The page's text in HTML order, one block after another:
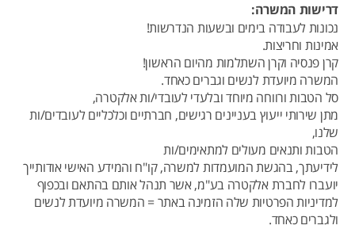
דרישות המשרה:
נכונות לעבודה בימים ובשעות הנדרשות!
אמינות וחריצות.
קרן פנסיה וקרן השתלמות מהיום הראשון!
המשרה מיועדת לנשים וגברים כאחד.
סל הטבות ורווחה מיוחד ובלעדי לעובדי/ות אלקטרה,
מתן שירותי ייעוץ בעניינים רגישים, חברתיים וכלכליים לעובדים/ות
שלנו,
הטבות ותנאים מעולים למתאימים/ות
לידיעתך, בהגשת המועמדות למשרה, קו"ח והמידע האישי אודותייך
יועברו לחברת אלקטרה בע"מ, אשר תנהל אותם בהתאם ובכפוף
למדיניות הפרטיות שלה הזמינה באתר = המשרה מיועדת לנשים
ולגברים כאחד.